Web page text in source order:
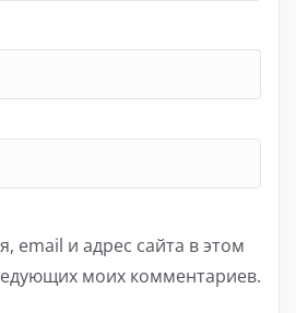
email и адрес сайта в этом
моих комментариев.